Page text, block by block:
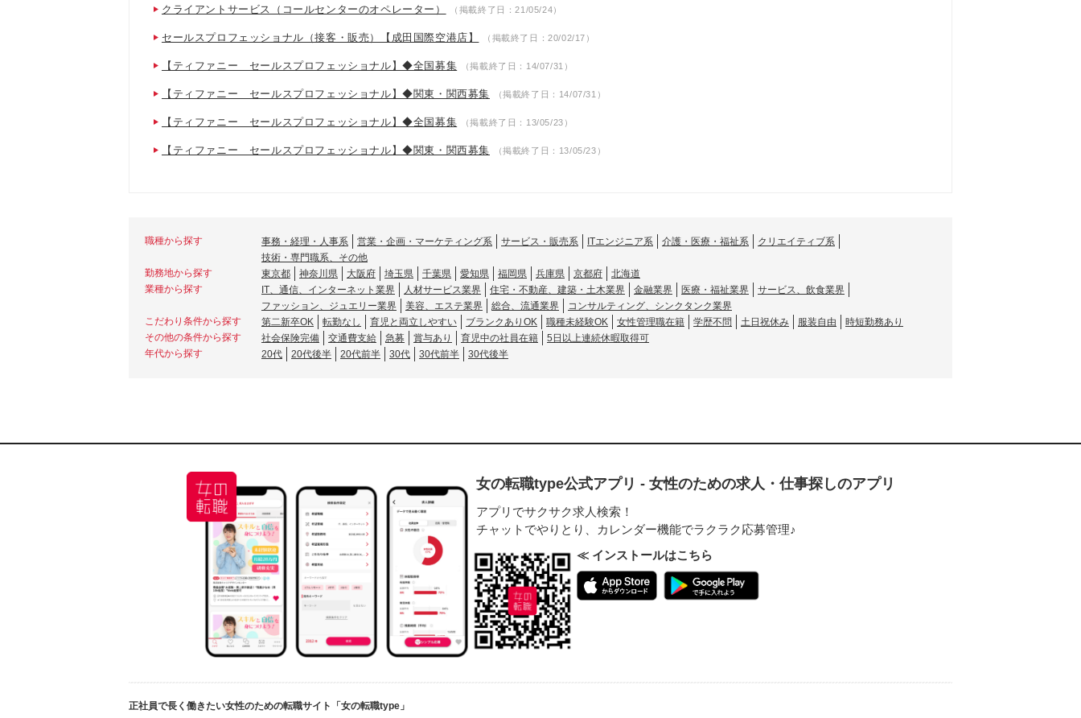
クライアントサービス（コールセンターのオペレーター） （掲載終了日：21/05/24）
セールスプロフェッショナル（接客・販売）【成田国際空港店】 （掲載終了日：20/02/17）
【ティファニー セールスプロフェッショナル】◆全国募集 （掲載終了日：14/07/31）
【ティファニー セールスプロフェッショナル】◆関東・関西募集 （掲載終了日：14/07/31）
【ティファニー セールスプロフェッショナル】◆全国募集 （掲載終了日：13/05/23）
【ティファニー セールスプロフェッショナル】◆関東・関西募集 （掲載終了日：13/05/23）
職種から探す 事務・経理・人事系 営業・企画・マーケティング系 サービス・販売系 ITエンジニア系 介護・医療・福祉系
クリエイティブ系
技術・専門職系、その他
勤務地から探す
東京都 神奈川県 大阪府 埼玉県 千葉県 愛知県 福岡県 兵庫県 京都府
北海道
業種から探す
IT、通信、インターネット業界 人材サービス業界 住宅・不動産、建築・土木業界 金融業界 医療・福祉業界
サービス、飲食業界
ファッション、ジュエリー業界
美容、エステ業界 総合、流通業界
コンサルティング、シンクタンク業界
こだわり条件から探す
第二新卒OK 転勤なし 育児と両立しやすい ブランクありOK 職種未経験OK 女性管理職在籍 学歴不問 土日祝休み 服装自由
時短勤務あり
その他の条件から探す
社会保険完備 交通費支給 急募 賞与あり 育児中の社員在籍
5日以上連続休暇取得可
年代から探す
20代 20代後半 20代前半 30代 30代前半 30代後半
女の転職type公式アプリ - 女性のための求人・仕事探しのアプリ
アプリでサクサク求人検索！
チャットでやりとり、カレンダー機能でラクラク応募管理♪
≪ インストールはこちら
正社員で長く働きたい女性のための転職サイト「女の転職type」